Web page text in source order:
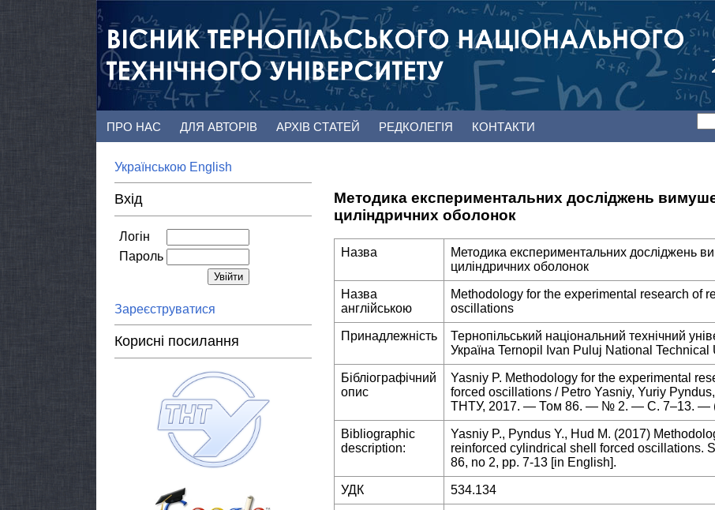
ПРО НАС ДЛЯ АВТОРІВ АРХІВ СТАТЕЙ РЕДКОЛЕГІЯ КОНТАКТИ
Українською English
Вхід
Логін
Пароль
Зареєструватися
Корисні посилання
Методика експериментальних досліджень
циліндричних оболонок
Назва
Методика експериментальних досліджень
циліндричних оболонок
Назва
англійською
Methodology for the experimental research of
oscillations
Принадлежність
Тернопільський національний технічний
Україна Ternopil Ivan Puluj National
Бібліографічний
опис
Yasniy P. Methodology for the experimental
forced oscillations / Petro Yasniy, Yuriy
ТНТУ, 2017. — Том 86. — № 2. — С. 7–13. —
Bibliographic
description:
Yasniy P., Pyndus Y., Hud M. (2017)
reinforced cylindrical shell forced oscillations.
86, no 2, pp. 7-13 [in English].
УДК 534.134